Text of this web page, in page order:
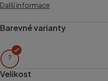
Další informace
Barevné varianty
?
Velikost